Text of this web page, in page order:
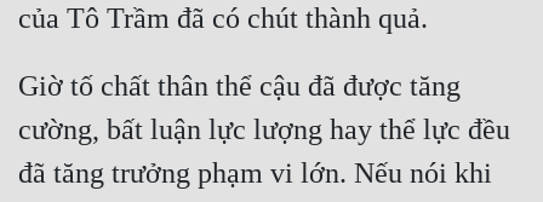
Điềm Đạm
Giờ tố chất thân thể cậu đã được tăng
cường, bất luận lực lượng hay thể lực đều
đã tăng trưởng phạm vi lớn. Nếu nói khi